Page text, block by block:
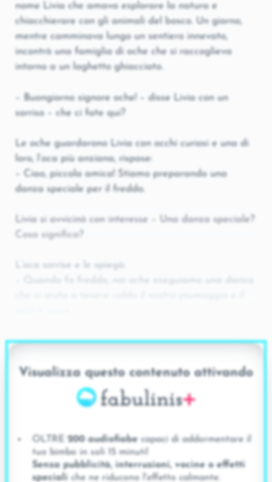
nome Livia che amava esplorare la natura e
chiacchierare con gli animali del bosco. Un giorno,
mentre camminava lungo un sentiero innevato,
incontrò una famiglia di oche che si raccoglieva
intorno a un laghetto ghiacciato.
– Buongiorno signore oche! – disse Livia con un
sorriso – che ci fate qui?
Le oche guardarono Livia con occhi curiosi e una di
loro, l’oca più anziana, rispose:
– Ciao, piccola amica! Stiamo preparando una
danza speciale per il freddo.
Livia si avvicinò con interesse – Una danza speciale?
Cosa significa?
L’oca sorrise e le spiegò:
Visualizza questo contenuto attivando
OLTRE200 audiofiabe capaci di addormentare il
tuo bimbo in soli 15 minuti!
Senza pubblicità, interruzioni, vocine o effetti
speciali che ne riducono l'effetto calmante.